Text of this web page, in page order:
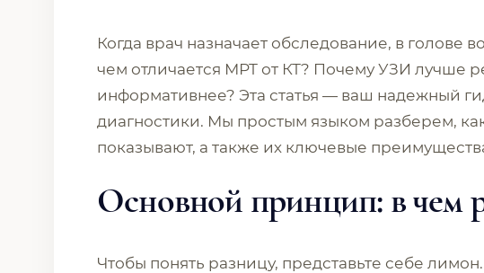
Когда врач назначает обследование, в голове
чем отличается МРТ от КТ? Почему УЗИ лучше
информативнее? Эта статья — ваш надежный
диагностики. Мы простым языком разберем,
показывают, а также их ключевые
Основной принцип: в чем
Чтобы понять разницу, представьте себе лимон.